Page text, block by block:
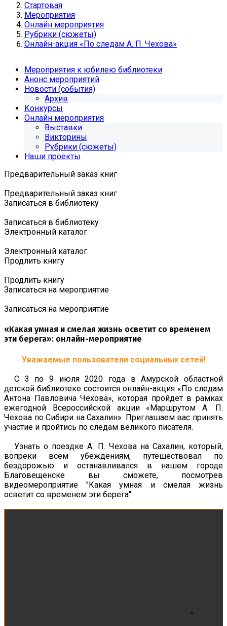
Стартовая
Мероприятия
Онлайн мероприятия
Рубрики (сюжеты)
Онлайн-акция «По следам А. П. Чехова»
Мероприятия к юбилею библиотеки
Анонс мероприятий
Новости (события)
Архив
Конкурсы
Онлайн мероприятия
Выставки
Викторины
Рубрики (сюжеты)
Наши проекты
Предварительный заказ книг
Предварительный заказ книг
Записаться в библиотеку
Записаться в библиотеку
Электронный каталог
Электронный каталог
Продлить книгу
Продлить книгу
Записаться на мероприятие
Записаться на мероприятие
«Какая умная и смелая жизнь осветит со временем
эти берега»: онлайн-мероприятие
Уважаемые пользователи социальных сетей!
С 3 по 9 июля 2020 года в Амурской областной
детской библиотеке состоится онлайн-акция «По следам
Антона Павловича Чехова», которая пройдет в рамках
ежегодной Всероссийской акции «Маршрутом А. П.
Чехова по Сибири на Сахалин». Приглашаем вас принять
участие и пройтись по следам великого писателя.
Узнать о поездке А. П. Чехова на Сахалин, который,
вопреки всем убеждениям, путешествовал по
бездорожью и останавливался в нашем городе
Благовещенске вы сможете, посмотрев
видеомероприятие "Какая умная и смелая жизнь
осветит со временем эти берега".